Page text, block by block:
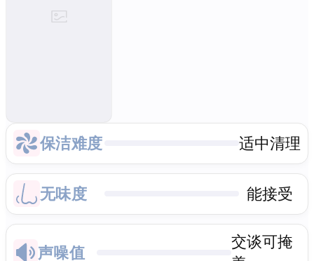
保洁难度 适中清理
无味度 能接受
声噪值
交谈可掩